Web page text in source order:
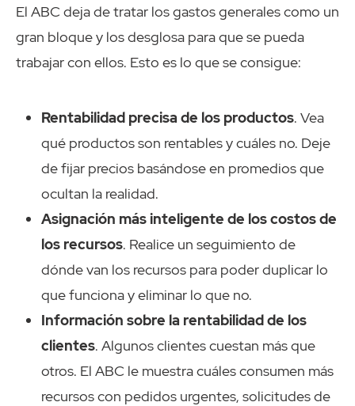
El ABC deja de tratar los gastos generales como un
gran bloque y los desglosa para que se pueda
trabajar con ellos. Esto es lo que se consigue:
Rentabilidad precisa de los productos. Vea
qué productos son rentables y cuáles no. Deje
de fijar precios basándose en promedios que
ocultan la realidad.
Asignación más inteligente de los costos de
los recursos. Realice un seguimiento de
dónde van los recursos para poder duplicar lo
que funciona y eliminar lo que no.
Información sobre la rentabilidad de los
clientes. Algunos clientes cuestan más que
otros. El ABC le muestra cuáles consumen más
recursos con pedidos urgentes, solicitudes de